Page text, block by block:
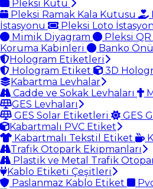
Pleksi Kutu
Pleksi Ramak Kala Kutusu
İstasyonu
Pleksi Loto
Mimik Diyagram
Pleksi
Koruma Kabinleri
Banko
Hologram Etiketleri
Hologram Etiket
3D
Kabartma Levhalar
Cadde ve Sokak Levhaları
GES Levhaları
GES Solar Etiketleri
GES
Kabartmalı PVC Etiket
Kabartmalı Tekstil Etiket
Trafik Otopark Ekipmanları
Plastik ve Metal Trafik
Kablo Etiketi Çeşitleri
Paslanmaz Kablo Etiket